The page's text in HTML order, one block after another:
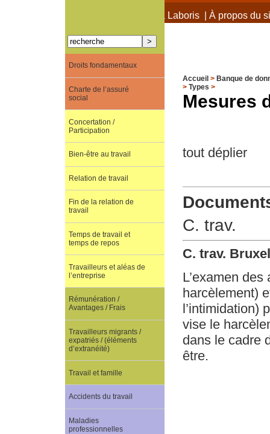
À propos de Terra Laboris| À propos du
Accueil > Banque de
> Types >
Mesures
tout déplier
C. trav.
C. trav.
L’examen des
harcèlement)
l’intimidation)
vise le
dans le cadre
être.
Droits fondamentaux
Charte de l’assuré
social
Concertation /
Participation
Bien-être au travail
Relation de travail
Fin de la relation de
travail
Temps de travail et
temps de repos
Travailleurs et aléas de
l’entreprise
Rémunération /
Avantages / Frais
Travailleurs migrants /
expatriés / (éléments
d’extranéité)
Travail et famille
Accidents du travail
Maladies
professionnelles